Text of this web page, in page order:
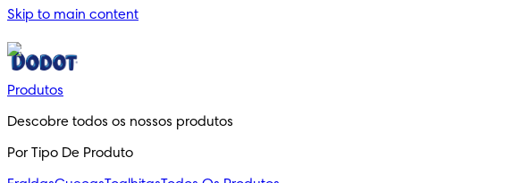
Skip to main content
Produtos
Descobre todos os nossos produtos
Por Tipo De Produto